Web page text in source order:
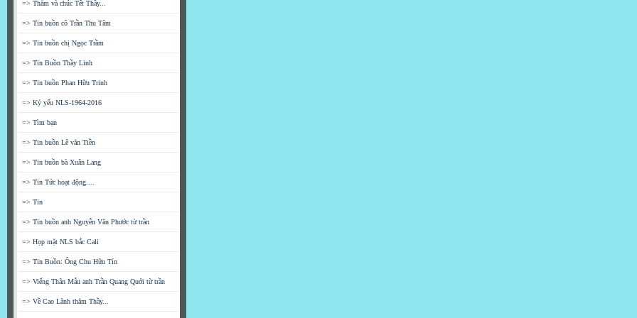
=> Thăm và chúc Tết Thầy...
=> Tin buồn cô Trần Thu Tâm
=> Tin buồn chị Ngọc Trầm
=> Tin Buồn Thầy Linh
=> Tin buồn Phan Hữu Trinh
=> Kỷ yếu NLS-1964-2016
=> Tìm bạn
=> Tin buồn Lê văn Tiền
=> Tin buồn bà Xuân Lang
=> Tin Tức hoạt động....
=> Tin
=> Tin buồn anh Nguyễn Văn Phước từ trần
=> Họp mặt NLS bắc Cali
=> Tin Buồn: Ông Chu Hữu Tín
=> Viếng Thân Mẫu anh Trần Quang Quới từ trần
=> Về Cao Lãnh thăm Thầy...